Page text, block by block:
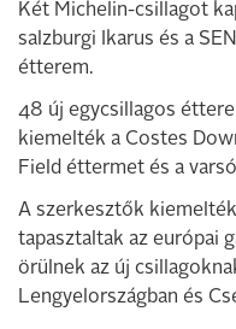
Két Michelin-csillagot
salzburgi Ikarus és a
étterem.
48 új egycsillagos
kiemelték a Costes
Field éttermet és a
A szerkesztők
tapasztaltak az európai
örülnek az új
Lengyelországban és